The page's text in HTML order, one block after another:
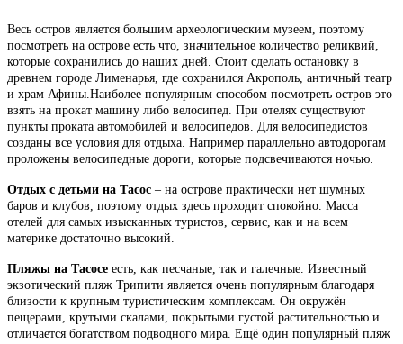
Весь остров является большим археологическим музеем, поэтому
посмотреть на острове есть что, значительное количество реликвий,
которые сохранились до наших дней. Стоит сделать остановку в
древнем городе Лименарья, где сохранился Акрополь, античный театр
и храм Афины.Наиболее популярным способом посмотреть остров это
взять на прокат машину либо велосипед. При отелях существуют
пункты проката автомобилей и велосипедов. Для велосипедистов
созданы все условия для отдыха. Например параллельно автодорогам
проложены велосипедные дороги, которые подсвечиваются ночью.
Отдых с детьми на Тасос – на острове практически нет шумных
баров и клубов, поэтому отдых здесь проходит спокойно. Масса
отелей для самых изысканных туристов, сервис, как и на всем
материке достаточно высокий.
Пляжы на Тасосе есть, как песчаные, так и галечные. Известный
экзотический пляж Трипити является очень популярным благодаря
близости к крупным туристическим комплексам. Он окружён
пещерами, крутыми скалами, покрытыми густой растительностью и
отличается богатством подводного мира. Ещё один популярный пляж